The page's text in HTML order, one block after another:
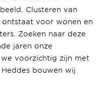
Clusteren van
voor wonen en
Zoeken naar deze
jaren onze
voorzichtig zijn met
bouwen wij